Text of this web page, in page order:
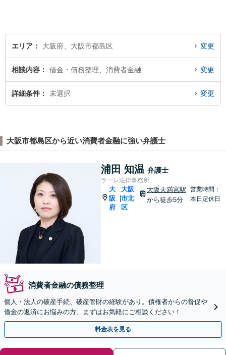
エリア 大阪府、大阪市都島区 変更
相談内容 借金・債務整理、消費者金融 変更
詳細条件 未選択 変更
大阪市都島区から近い消費者金融に強い弁護士
浦田 知温 弁護士
ラーレ法律事務所
大
阪
府
大阪
市北
区
大阪天満宮駅
から徒歩5分
営業時間：
本日定休日
消費者金融の債務整理
個人・法人の破産手続、破産管財の経験があり。債権者からの督促や
借金の返済にお悩みの方、まずはお気軽にご相談ください！
料金表を見る